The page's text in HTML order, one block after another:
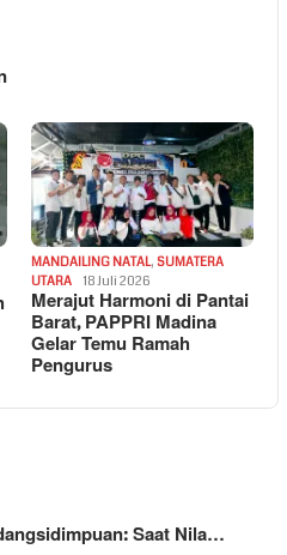
MANDAILING NATAL, SUMATERA
UTARA
18 Juli 2026
Merajut Harmoni di Pantai
Barat, PAPPRI Madina
Gelar Temu Ramah
Pengurus
Saat Nila…